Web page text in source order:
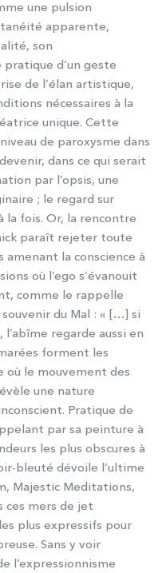
une pulsion
apparente,
son
d’un geste
de l’élan artistique,
nécessaires à la
unique. Cette
de paroxysme dans
dans ce qui serait
par l’opsis, une
; le regard sur
la fois. Or, la rencontre
paraît rejeter toute
amenant la conscience à
où l’ego s’évanouit
comme le rappelle
du Mal : « […] si
regarde aussi en
forment les
où le mouvement des
une nature
Pratique de
par sa peinture à
les plus obscures à
bleuté dévoile l’ultime
Majestic Meditations,
ces mers de jet
plus expressifs pour
Sans y voir
l’expressionnisme